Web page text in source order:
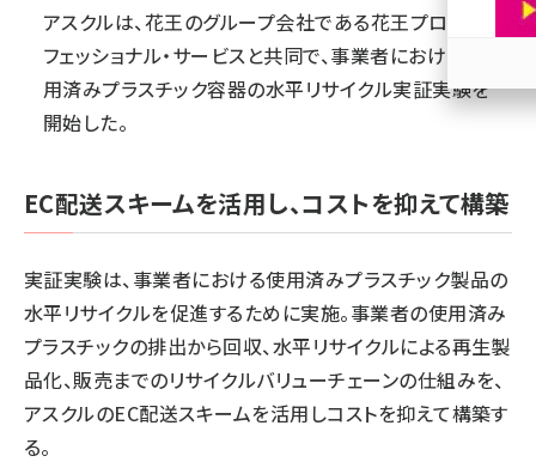
アスクルは、花王のグループ会社である花王プロ
フェッショナル・サービスと共同で、事業者における使
用済みプラスチック容器の水平リサイクル実証実験を
開始した。
EC配送スキームを活用し、コストを抑えて構築
実証実験は、事業者における使用済みプラスチック製品の
水平リサイクルを促進するために実施。事業者の使用済み
プラスチックの排出から回収、水平リサイクルによる再生製
品化、販売までのリサイクルバリューチェーンの仕組みを、
アスクルのEC配送スキームを活用しコストを抑えて構築す
る。
参